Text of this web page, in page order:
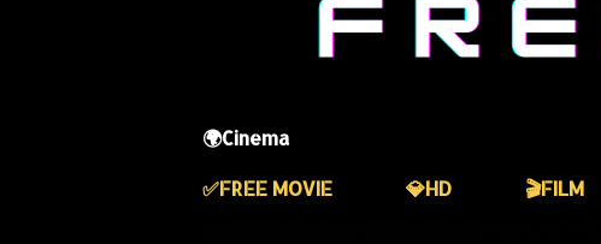
🌍Cinema
✅️FREE MOVIE
💎HD 🎬FILM